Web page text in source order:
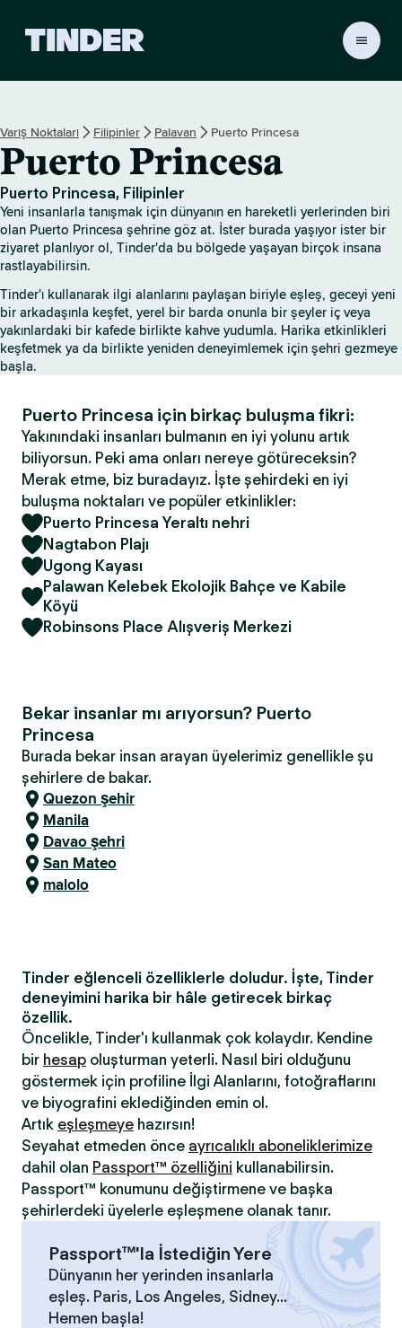
r
A
n
a
S
a
y
Varış Noktaları Filipinler Palavan Puerto Princesa
Puerto Princesa
Puerto Princesa, Filipinler
Yeni insanlarla tanışmak için dünyanın en hareketli yerlerinden biri
olan Puerto Princesa şehrine göz at. İster burada yaşıyor ister bir
ziyaret planlıyor ol, Tinder'da bu bölgede yaşayan birçok insana
rastlayabilirsin.
Tinder'ı kullanarak ilgi alanlarını paylaşan biriyle eşleş, geceyi yeni
bir arkadaşınla keşfet, yerel bir barda onunla bir şeyler iç veya
yakınlardaki bir kafede birlikte kahve yudumla. Harika etkinlikleri
keşfetmek ya da birlikte yeniden deneyimlemek için şehri gezmeye
başla.
Puerto Princesa için birkaç buluşma fikri:
Yakınındaki insanları bulmanın en iyi yolunu artık
biliyorsun. Peki ama onları nereye götüreceksin?
Merak etme, biz buradayız. İşte şehirdeki en iyi
buluşma noktaları ve popüler etkinlikler:
Puerto Princesa Yeraltı nehri
Nagtabon Plajı
Ugong Kayası
Palawan Kelebek Ekolojik Bahçe ve Kabile
Köyü
Robinsons Place Alışveriş Merkezi
Bekar insanlar mı arıyorsun? Puerto
Princesa
Burada bekar insan arayan üyelerimiz genellikle şu
şehirlere de bakar.
Quezon şehir
Manila
Davao şehri
San Mateo
malolo
Tinder eğlenceli özelliklerle doludur. İşte, Tinder
deneyimini harika bir hâle getirecek birkaç
özellik.
Öncelikle, Tinder'ı kullanmak çok kolaydır. Kendine
bir hesap oluşturman yeterli. Nasıl biri olduğunu
göstermek için profiline İlgi Alanlarını, fotoğraflarını
ve biyografini eklediğinden emin ol.
Artık eşleşmeye hazırsın!
Seyahat etmeden önce ayrıcalıklı aboneliklerimize
dahil olan Passport™ özelliğini kullanabilirsin.
Passport™ konumunu değiştirmene ve başka
şehirlerdeki üyelerle eşleşmene olanak tanır.
Passport™'la İstediğin Yere
Dünyanın her yerinden insanlarla
eşleş. Paris, Los Angeles, Sidney...
Hemen başla!